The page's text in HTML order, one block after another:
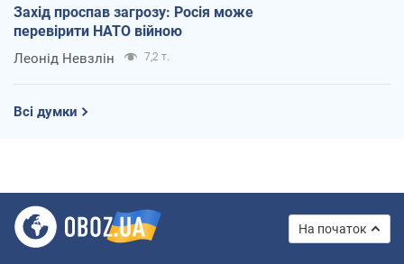
Захід проспав загрозу: Росія може
перевірити НАТО війною
Леонід Невзлін 7,2 т.
Всі думки
На початок